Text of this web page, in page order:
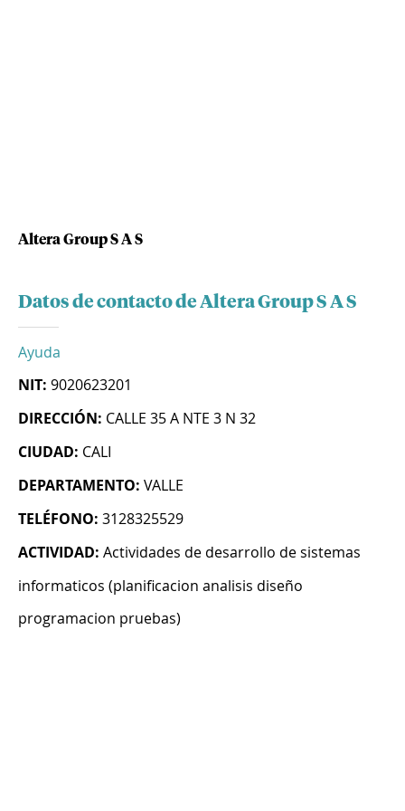
Altera Group S A S
Datos de contacto de Altera Group S A S
Ayuda
NIT: 9020623201
DIRECCIÓN: CALLE 35 A NTE 3 N 32
CIUDAD: CALI
DEPARTAMENTO: VALLE
TELÉFONO: 3128325529
ACTIVIDAD: Actividades de desarrollo de sistemas
informaticos (planificacion analisis diseño
programacion pruebas)